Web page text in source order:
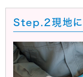
Step.2 現地